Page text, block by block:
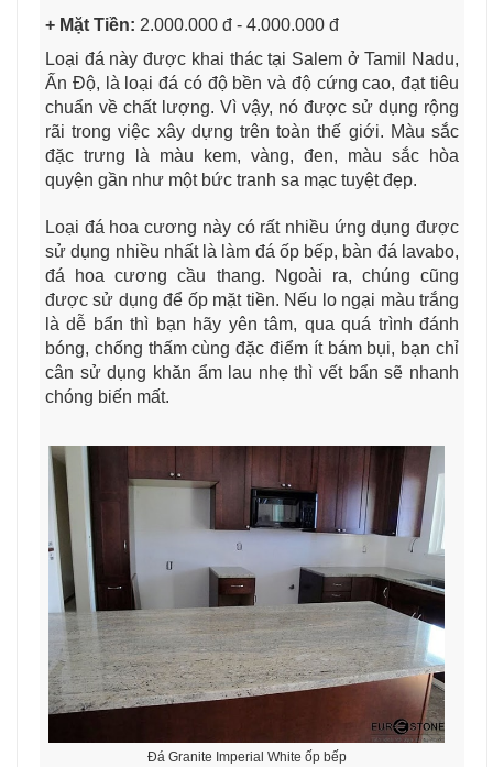
+ Mặt Tiền: 2.000.000 đ - 4.000.000 đ
Loại đá này được khai thác tại Salem ở Tamil Nadu,
Ấn Độ, là loại đá có độ bền và độ cứng cao, đạt tiêu
chuẩn về chất lượng. Vì vậy, nó được sử dụng rộng
rãi trong việc xây dựng trên toàn thế giới. Màu sắc
đặc trưng là màu kem, vàng, đen, màu sắc hòa
quyện gần như một bức tranh sa mạc tuyệt đẹp.
Loại đá hoa cương này có rất nhiều ứng dụng được
sử dụng nhiều nhất là làm đá ốp bếp, bàn đá lavabo,
đá hoa cương cầu thang. Ngoài ra, chúng cũng
được sử dụng để ốp mặt tiền. Nếu lo ngại màu trắng
là dễ bẩn thì bạn hãy yên tâm, qua quá trình đánh
bóng, chống thấm cùng đặc điểm ít bám bụi, bạn chỉ
cân sử dụng khăn ẩm lau nhẹ thì vết bẩn sẽ nhanh
chóng biến mất.
Đá Granite Imperial White ốp bếp